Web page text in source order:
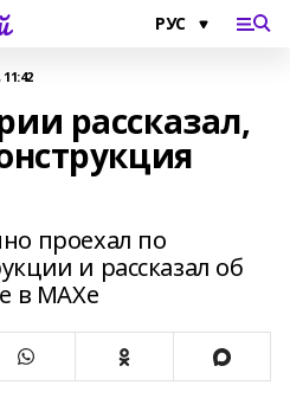
рассказал,
проехал по
и рассказал об
в МАХе